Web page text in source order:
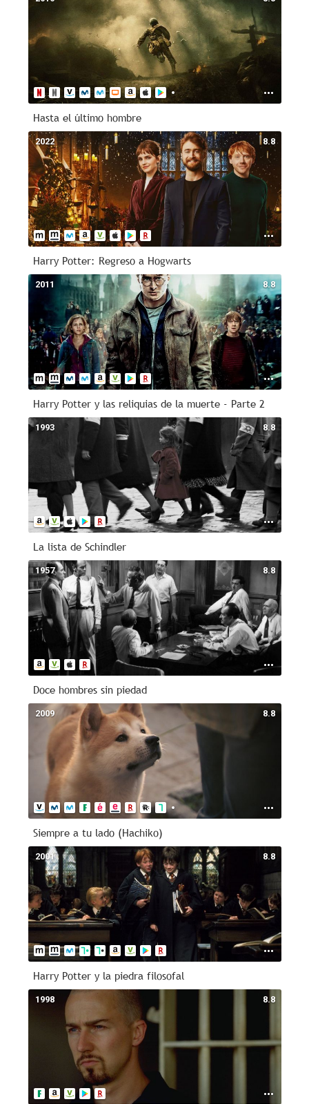
Hasta el último hombre
8.8
2022
Harry Potter: Regreso a Hogwarts
8.8
2011
Harry Potter y las reliquias de la muerte - Parte 2
8.8
1993
La lista de Schindler
8.8
1957
Doce hombres sin piedad
8.8
2009
Siempre a tu lado (Hachiko)
8.8
2001
Harry Potter y la piedra filosofal
8.8
1998